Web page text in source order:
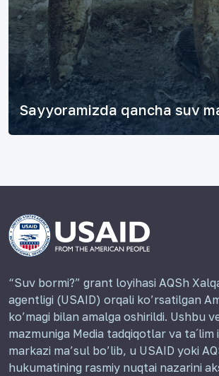
Sayyoramizda qancha suv
“Suv bormi?” grant loyihasi AQSh
agentligi (USAID) orqali ko’rsatilgan
ko’magi bilan amalga oshirildi. Ushbu
mazmuniga Media tadqiqotlar va ta´lim
markazi ma’sul bo’lib, u USAID yoki
hukumatining rasmiy nuqtai nazarini